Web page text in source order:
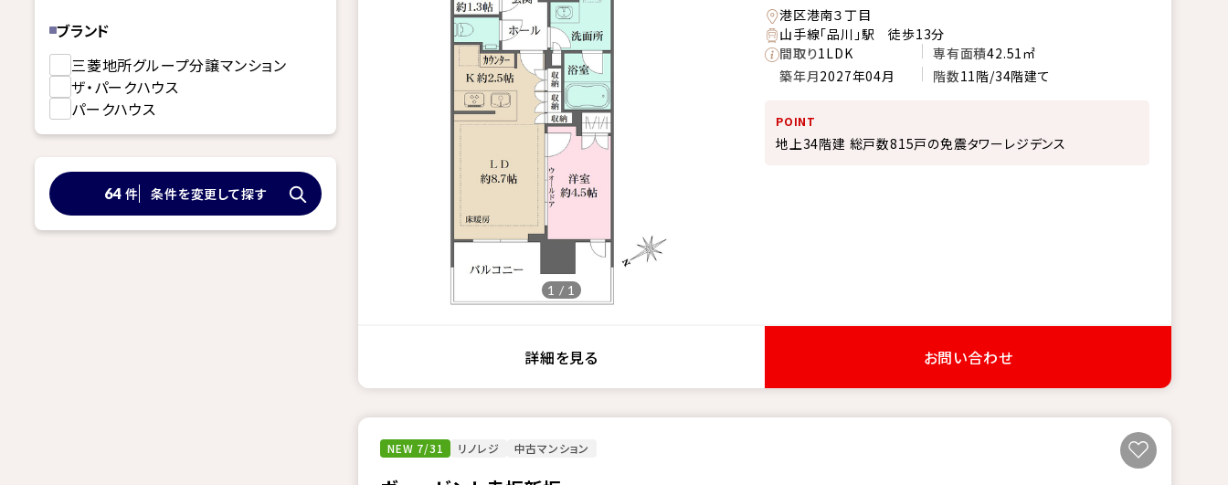
ブランド
三菱地所グループ分譲マンション
ザ・パークハウス
パークハウス
64 件 条件を変更して探す
1 / 1
港区港南３丁目
山手線「品川」駅 徒歩13分
間取り1LDK 専有面積42.51㎡
築年月2027年04月 階数11階/34階建て
POINT
地上34階建 総戸数815戸の免震タワーレジデンス
詳細を見る お問い合わせ
NEW 7/31 リノレジ 中古マンション